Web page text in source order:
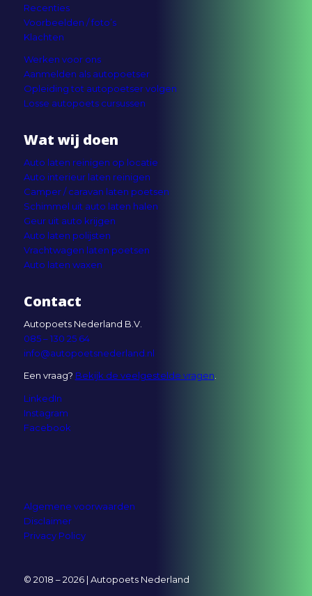
Recenties
Voorbeelden / foto’s
Klachten
Werken voor ons
Aanmelden als autopoetser
Opleiding tot autopoetser volgen
Losse autopoets cursussen
Wat wij doen
Auto laten reinigen op locatie
Auto interieur laten reinigen
Camper / caravan laten poetsen
Schimmel uit auto laten halen
Geur uit auto krijgen
Auto laten polijsten
Vrachtwagen laten poetsen
Auto laten waxen
Contact
Autopoets Nederland B.V.
085 – 130 25 64
info@autopoetsnederland.nl
Een vraag? Bekijk de veelgestelde vragen.
LinkedIn
Instagram
Facebook
© 2018 – 2026 | Autopoets Nederland
Algemene voorwaarden
Disclaimer
Privacy Policy